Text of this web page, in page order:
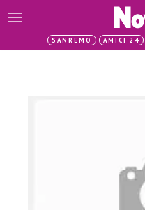
SANREMO AMICI 24